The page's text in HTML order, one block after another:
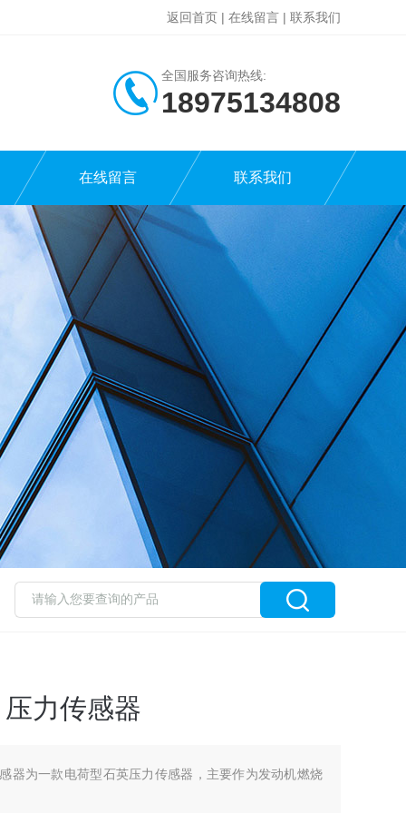
返回首页 | 在线留言 | 联系我们
全国服务咨询热线:
18975134808
在线留言 联系我们
力传感器
器为一款电荷型石英压力传感器，主要作为发动机燃烧